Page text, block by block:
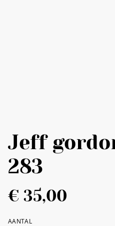
Jeff
283
€ 35,00
AANTAL